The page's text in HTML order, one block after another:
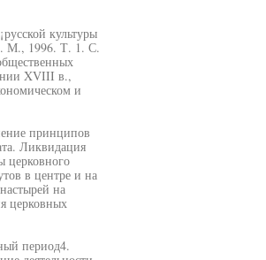
культуры
М., 1996. Т. 1. С.
XVIII в.,
и
принципов
Ликвидация
церковного
в центре и на
на
церковных
период4.